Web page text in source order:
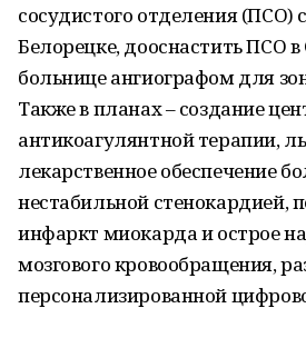
сосудистого отделения (ПСО)
Белорецке, дооснастить ПСО
больнице ангиографом для
Также в планах – создание
антикоагулянтной терапии,
лекарственное обеспечение
нестабильной стенокардией,
инфаркт миокарда и острое
мозгового кровообращения,
персонализированной